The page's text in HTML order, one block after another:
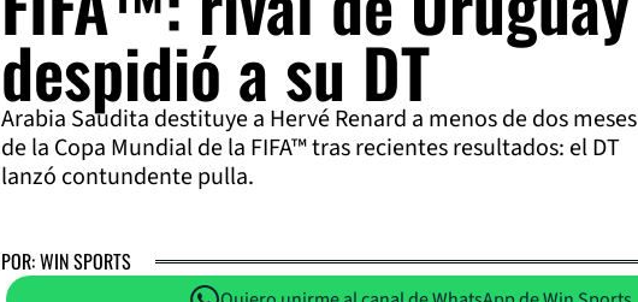
despidió a su DT
Arabia Saudita destituye a Hervé Renard a menos de dos meses
de la Copa Mundial de la FIFA™ tras recientes resultados: el DT
lanzó contundente pulla.
POR: WIN SPORTS